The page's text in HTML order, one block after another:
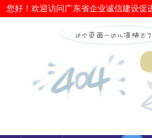
您好！欢迎访问广东省企业诚信建设
惠州市博罗县发
先行”宣传活动-